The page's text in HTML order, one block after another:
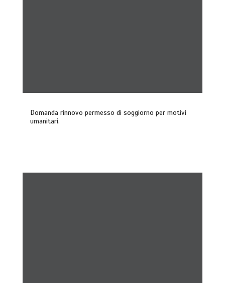
Domanda rinnovo permesso di soggiorno per motivi
umanitari.